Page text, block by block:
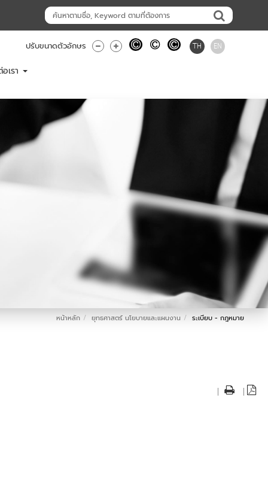
ปรับขนาดตัวอักษร TH EN
เรา
หน้าหลัก ยุทธศาสตร์ นโยบายและแผนงาน ระเบียบ - กฎหมาย
| |